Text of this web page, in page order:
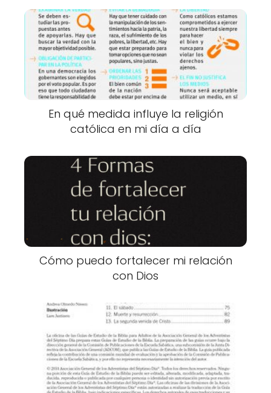
En qué medida influye la religión
católica en mi día a día
Cómo puedo fortalecer mi relación
con Dios